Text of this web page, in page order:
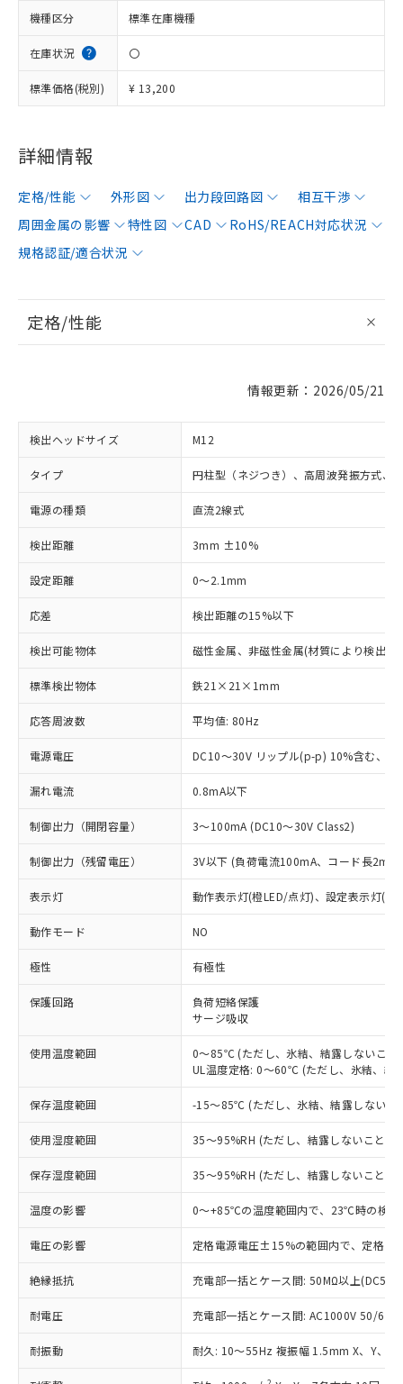
機種区分 標準在庫機種
在庫状況 〇
標準価格(税別) ¥ 13,200
詳細情報
定格/性能 外形図 出力段回路図
相互干渉
周囲金属の影響
特性図 CAD
RoHS/REACH対応状況
規格認証/適合状況
定格/性能
情報更新：2026/05/21
検出ヘッドサイズ M12
タイプ 円柱型（ネジつき）、高周波発振方式、
電源の種類 直流2線式
検出距離 3mm ±10%
設定距離 0～2.1mm
応差 検出距離の15%以下
検出可能物体 磁性金属、非磁性金属(材質により検出距
標準検出物体 鉄21×21×1mm
応答周波数 平均値: 80Hz
電源電圧 DC10～30V リップル(p-p) 10%含む、
漏れ電流 0.8mA以下
制御出力（開閉容量） 3～100mA (DC10～30V Class2)
制御出力（残留電圧） 3V以下 (負荷電流100mA、コード長2m時
表示灯 動作表示灯(橙LED/点灯)、設定表示灯(緑
動作モード NO
極性 有極性
保護回路
負荷短絡保護
サージ吸収
使用温度範囲
0～85℃ (ただし、氷結、結露しないこと)
UL温度定格: 0～60℃ (ただし、氷結、結
保存温度範囲 -15～85℃ (ただし、氷結、結露しないこ
使用湿度範囲 35～95%RH (ただし、結露しないこと)
保存湿度範囲 35～95%RH (ただし、結露しないこと)
温度の影響 0～+85℃の温度範囲内で、23℃時の検
電圧の影響 定格電源電圧±15%の範囲内で、定格電
絶縁抵抗 充電部一括とケース間: 50MΩ以上
耐電圧 充電部一括とケース間: AC1000V 50/
耐振動 耐久: 10～55Hz 複振幅 1.5mm X、Y、Z
ご利用条件
以下の条件をお読みいただき、同意のうえ
ご利用ください。
本サービスは、当社制御機器事業取扱
商品の当社在庫状況および標準価格
(税抜)を提供させていただくもので
当社制御機器事業取扱商品の中には、
本サービスの対象外となる商品もある
ことをご了承ください。
在庫状況および標準価格照会結果は、
記載している更新日時点での社内デー
タに基づき作成されるものであり、閲
対応済み：EU RoHS指令（10物質）の
非含有に対応した製品が提供可能な商品で
す。
対応予定：EU RoHS指令（10物質）の非含
有に対応した製品に切り替える予定のある
商品です。
対応予定なし：EU RoHS指令（10物質）の
非含有に非対応の商品で、対応品を出す予
定はありません。
調査・確認中：EU RoHS指令（10物質）の
非含有の対応状況を調査中または確認中の
非該当品：ライセンス料など無形物で、有
害物質有無と関係のない商品です。
仕入先様の事情により、非含有部品として
むを得ず変更することがあります。
※1 中国RoHS○×表
「○」：最大均質材料含有率が中国RoHSの
基準値以下であることを示します。
「×」：最大均質材料含有率が中国RoHSの
基準値を超えていることを示します。
「－」：未確認です。当社販売部門へお問
*中国RoHS10物質の基準値 (GB/T26572)：
当社は、これら貴社製品のうち、外国
（以下｢規制貨物等」という）を輸出
または国外への提供する場合は、日本